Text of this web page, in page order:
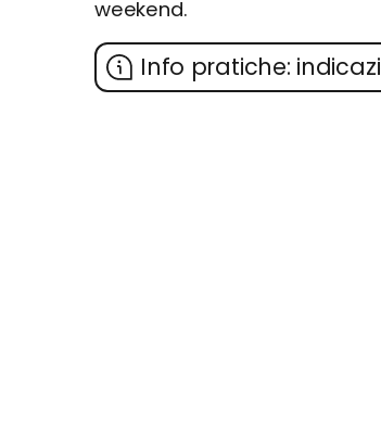
weekend.
Info pratiche: